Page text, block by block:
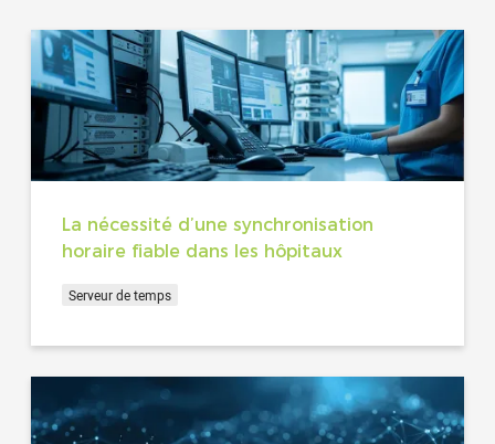
La nécessité d’une synchronisation
horaire fiable dans les hôpitaux
Serveur de temps